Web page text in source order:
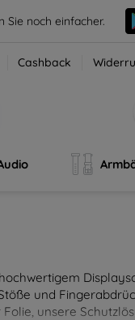
Sie noch einfacher.
Cashback
und
unsere